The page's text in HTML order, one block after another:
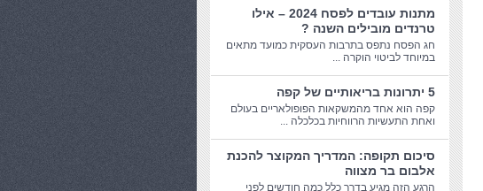
מתנות עובדים לפסח 2024 – אילו
טרנדים מובילים השנה ?
חג הפסח נתפס בתרבות העסקית כמועד מתאים
במיוחד לביטוי הוקרה ...
5 יתרונות בריאותיים של קפה
קפה הוא אחד מהמשקאות הפופולאריים בעולם
ואחת התעשיות הרווחיות בכלכלה ...
סיכום תקופה: המדריך המקוצר להכנת
אלבום בר מצווה
הרגע הזה מגיע בדרך כלל כמה חודשים לפני